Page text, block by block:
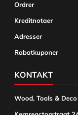
Ordrer
Kreditnotaer
Adresser
Rabatkuponer
KONTAKT
Wood, Tools & Deco